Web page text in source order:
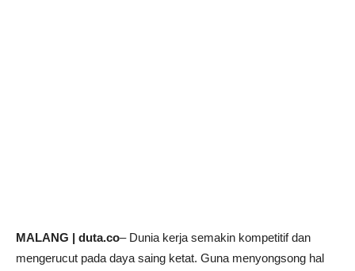
MALANG | duta.co– Dunia kerja semakin kompetitif dan
mengerucut pada daya saing ketat. Guna menyongsong hal